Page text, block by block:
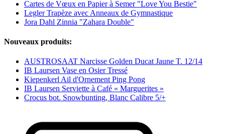
Cartes de Vœux en Papier à Semer "Love You Bestie"
Legler Trapèze avec Anneaux de Gymnastique
Jora Dahl Zinnia "Zahara Double"
Nouveaux produits:
AUSTROSAAT Narcisse Golden Ducat Jaune T. 12/14
IB Laursen Vase en Osier Tressé
Kiepenkerl Ail d'Ornement Ping Pong
IB Laursen Serviette à Café « Marguerites »
Crocus bot. Snowbunting, Blanc Calibre 5/+